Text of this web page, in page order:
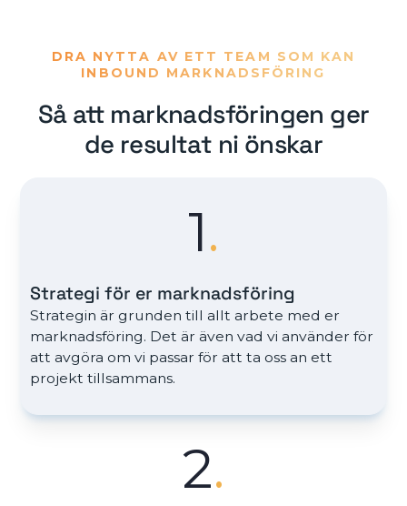
DRA NYTTA AV ETT TEAM SOM KAN
INBOUND MARKNADSFÖRING
Så att marknadsföringen ger
de resultat ni önskar
1.
Strategi för er marknadsföring
Strategin är grunden till allt arbete med er
marknadsföring. Det är även vad vi använder för
att avgöra om vi passar för att ta oss an ett
projekt tillsammans.
2.